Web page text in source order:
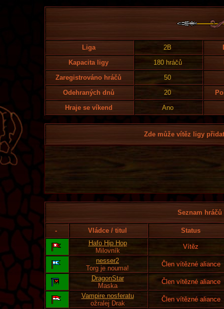
Liga 2B
Kapacita ligy
180 hráčů
Zaregistrováno hráčů
50
Odehraných dnů
20
Hraje se víkend
Ano
Zde může vítěz ligy
Seznam
- Vládce / titul
Status
Hafo Hip Hop
Milovník
Vítěz
nesser2
Torg je nouma!
Člen vítězné aliance
DragonStar
Maska
Člen vítězné aliance
Vampire.nosferatu
ožralej Drak
Člen vítězné aliance